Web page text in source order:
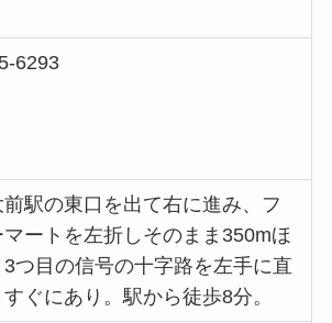
6293
駅の東口を出て右に進み、フ
マートを左折しそのまま350mほ
3つ目の信号の十字路を左手に直
ぐにあり。駅から徒歩8分。